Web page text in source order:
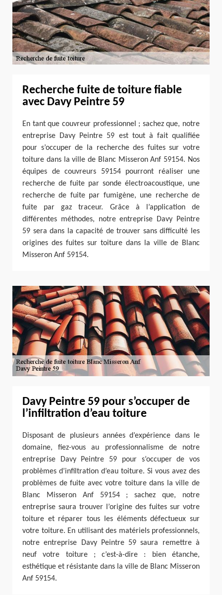
Recherche fuite de toiture fiable
avec Davy Peintre 59
En tant que couvreur professionnel ; sachez que, notre
entreprise Davy Peintre 59 est tout à fait qualifiée
pour s’occuper de la recherche des fuites sur votre
toiture dans la ville de Blanc Misseron Anf 59154. Nos
équipes de couvreurs 59154 pourront réaliser une
recherche de fuite par sonde électroacoustique, une
recherche de fuite par fumigène, une recherche de
fuite par gaz traceur. Grâce à l’application de
différentes méthodes, notre entreprise Davy Peintre
59 sera dans la capacité de trouver sans difficulté les
origines des fuites sur toiture dans la ville de Blanc
Misseron Anf 59154.
Davy Peintre 59 pour s’occuper de
l’infiltration d’eau toiture
Disposant de plusieurs années d’expérience dans le
domaine, fiez-vous au professionnalisme de notre
entreprise Davy Peintre 59 pour s’occuper de vos
problèmes d’infiltration d’eau toiture. Si vous avez des
problèmes de fuite avec votre toiture dans la ville de
Blanc Misseron Anf 59154 ; sachez que, notre
entreprise saura trouver l’origine des fuites sur votre
toiture et réparer tous les éléments défectueux sur
votre toiture. En utilisant des matériels professionnels,
notre entreprise Davy Peintre 59 saura remettre à
neuf votre toiture ; c’est-à-dire : bien étanche,
esthétique et résistante dans la ville de Blanc Misseron
Anf 59154.